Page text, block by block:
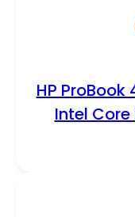
HP ProBook
Intel Core